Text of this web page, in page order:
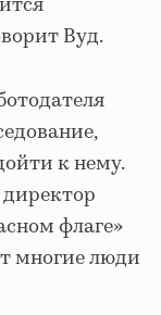
Вуд.
к нему.
флаге»
многие люди